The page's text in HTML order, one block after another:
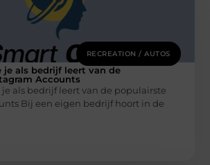
RECREATION / AUTOS
je als bedrijf leert van de
Accounts
als bedrijf leert van de populairste
Bij een eigen bedrijf hoort in de